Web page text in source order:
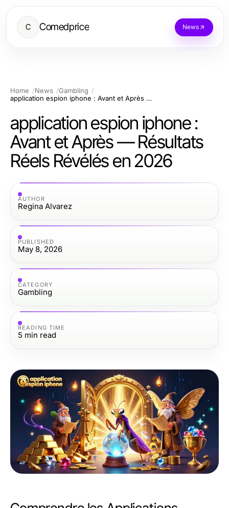
C Comedprice News
Home News
Gambling
application espion iphone : Avant et Après — Résultats Réels Révélés en 2026
application espion iphone :
Avant et Après — Résultats
Réels Révélés en 2026
AUTHOR
Regina Alvarez
PUBLISHED
May 8, 2026
CATEGORY
Gambling
READING TIME
5 min read